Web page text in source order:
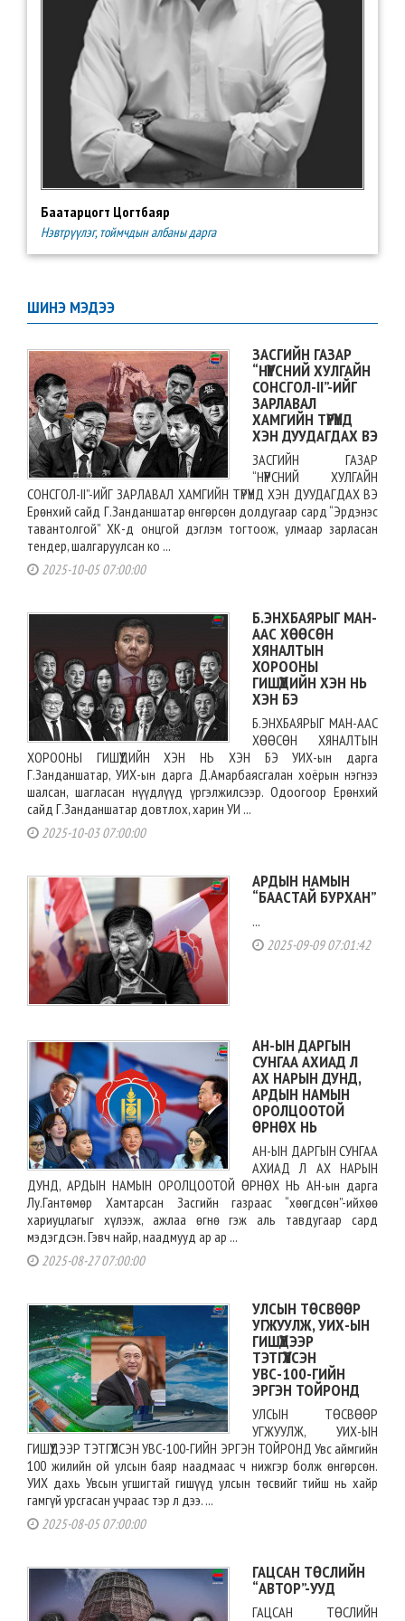
Баатарцогт Цогтбаяр
Нэвтрүүлэг, тоймчдын албаны дарга
ШИНЭ МЭДЭЭ
ЗАСГИЙН ГАЗАР
“НҮҮРСНИЙ ХУЛГАЙН
СОНСГОЛ-II”-ИЙГ
ЗАРЛАВАЛ
ХАМГИЙН ТҮРҮҮНД
ХЭН ДУУДАГДАХ ВЭ
ЗАСГИЙН ГАЗАР
“НҮҮРСНИЙ ХУЛГАЙН
СОНСГОЛ-II”-ИЙГ ЗАРЛАВАЛ ХАМГИЙН ТҮРҮҮНД ХЭН ДУУДАГДАХ ВЭ
Ерөнхий сайд Г.Занданшатар өнгөрсөн долдугаар сард “Эрдэнэс
тавантолгой” ХК-д онцгой дэглэм тогтоож, улмаар зарласан
тендер, шалгаруулсан ко ...
2025-10-05 07:00:00
Б.ЭНХБАЯРЫГ МАН-
ААС ХӨӨСӨН
ХЯНАЛТЫН
ХОРООНЫ
ГИШҮҮДИЙН ХЭН НЬ
ХЭН БЭ
Б.ЭНХБАЯРЫГ МАН-ААС
ХӨӨСӨН ХЯНАЛТЫН
ХОРООНЫ ГИШҮҮДИЙН ХЭН НЬ ХЭН БЭ УИХ-ын дарга
Г.Занданшатар, УИХ-ын дарга Д.Амарбаясгалан хоёрын нэгнээ
шалсан, шагласан нүүдлүүд үргэлжилсээр. Одоогоор Ерөнхий
сайд Г.Занданшатар довтлох, харин УИ ...
2025-10-03 07:00:00
АРДЫН НАМЫН
“БААСТАЙ БУРХАН”
...
2025-09-09 07:01:42
АН-ЫН ДАРГЫН
СУНГАА АХИАД Л
АХ НАРЫН ДУНД,
АРДЫН НАМЫН
ОРОЛЦООТОЙ
ӨРНӨХ НЬ
АН-ЫН ДАРГЫН СУНГАА
АХИАД Л АХ НАРЫН
ДУНД, АРДЫН НАМЫН ОРОЛЦООТОЙ ӨРНӨХ НЬ АН-ын дарга
Лу.Гантөмөр Хамтарсан Засгийн газраас “хөөгдсөн”-ийхөө
хариуцлагыг хүлээж, ажлаа өгнө гэж аль тавдугаар сард
мэдэгдсэн. Гэвч найр, наадмууд ар ар ...
2025-08-27 07:00:00
УЛСЫН ТӨСВӨӨР
УГЖУУЛЖ, УИХ-ЫН
ГИШҮҮДЭЭР
ТЭТГҮҮЛСЭН
УВС-100-ГИЙН
ЭРГЭН ТОЙРОНД
УЛСЫН ТӨСВӨӨР
УГЖУУЛЖ, УИХ-ЫН
ГИШҮҮДЭЭР ТЭТГҮҮЛСЭН УВС-100-ГИЙН ЭРГЭН ТОЙРОНД Увс аймгийн
100 жилийн ой улсын баяр наадмаас ч нижгэр болж өнгөрсөн.
УИХ дахь Увсын угшигтай гишүүд улсын төсвийг тийш нь хайр
гамгүй урсгасан учраас тэр л дээ. ...
2025-08-05 07:00:00
ГАЦСАН ТӨСЛИЙН
“АВТОР”-УУД
ГАЦСАН ТӨСЛИЙН